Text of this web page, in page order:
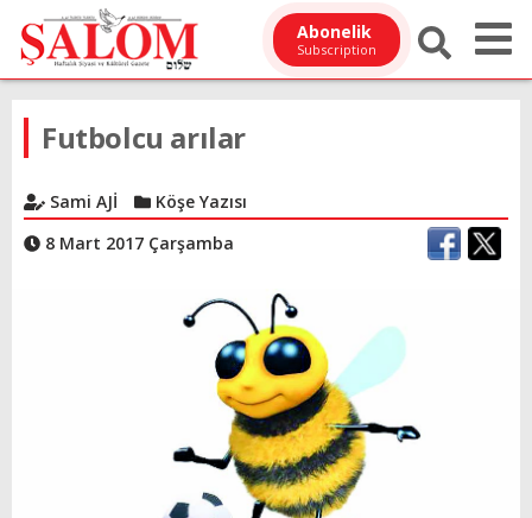
Abonelik
Subscription
Futbolcu arılar
Sami AJİ
Köşe Yazısı
8 Mart 2017 Çarşamba